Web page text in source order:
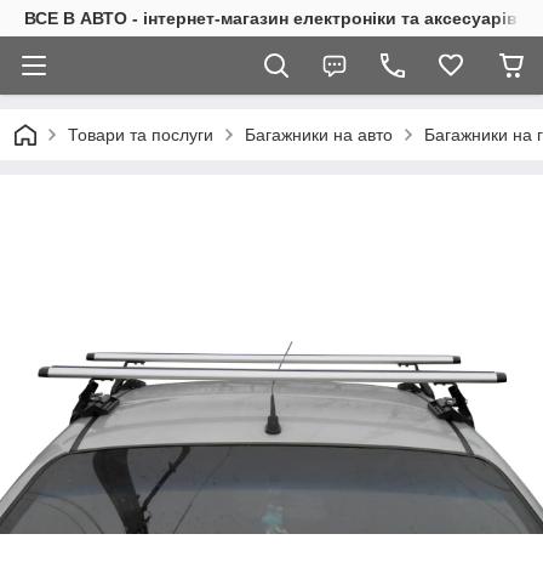
ВСЕ В АВТО - інтернет-магазин електроніки та аксесуарів в
Товари та послуги Багажники на авто Багажники на